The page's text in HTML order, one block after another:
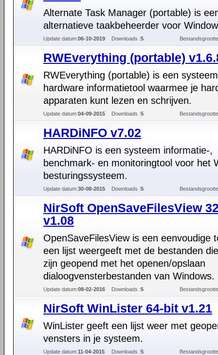
Alternate Task Manager (portable) is
alternatieve taakbeheerder voor
Update datum:06-10-2019 Downloads :5
RWEverything (portable)
RWEverything (portable) is een
hardware informatietool waarmee je
apparaten kunt lezen en schrijven.
Update datum:04-09-2015 Downloads :5
HARDiNFO v7.02
HARDiNFO is een systeem informatie-,
benchmark- en monitoringtool voor het
besturingssysteem.
Update datum:30-08-2015 Downloads :5
NirSoft OpenSaveFilesView
v1.08
OpenSaveFilesView is een eenvoudige
een lijst weergeeft met de bestanden
zijn geopend met het openen/opslaan
dialoogvensterbestanden van Windows.
Update datum:08-02-2016 Downloads :5
NirSoft WinLister 64-bit v1.21
WinLister geeft een lijst weer met
vensters in je systeem.
Update datum:11-04-2015 Downloads :5